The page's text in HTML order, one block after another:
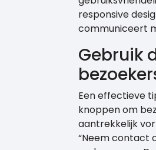
responsive
communiceert
Gebruik
Een effectieve
knoppen om
aantrekkelijk
“Neem contact